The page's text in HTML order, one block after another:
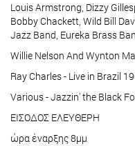
Louis Armstrong, Dizzy
Bobby Chackett, Wild Bill
Jazz Band, Eureka Brass
Willie Nelson And Wynton
Ray Charles - Live in Brazil
Various - Jazzin' the Black
ΕΙΣΟΔΟΣ ΕΛΕΥΘΕΡΗ
ώρα έναρξης 8μμ